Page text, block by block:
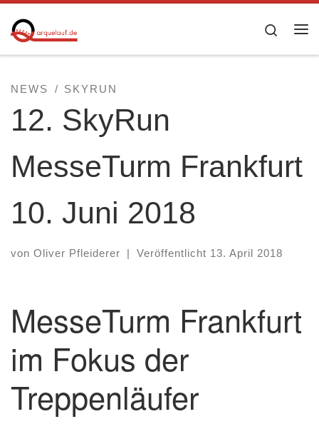
Zum Inhalt springen Search
NEWS SKYRUN
12. SkyRun
MesseTurm Frankfurt
10. Juni 2018
von Oliver Pfleiderer Veröffentlicht 13. April 2018
MesseTurm Frankfurt
im Fokus der
Treppenläufer